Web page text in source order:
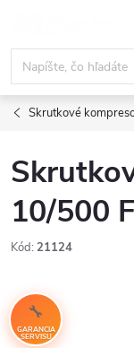
obsah
Skrutkové
10/500 F
Kód: 21124
GARANCIA
SERVISU